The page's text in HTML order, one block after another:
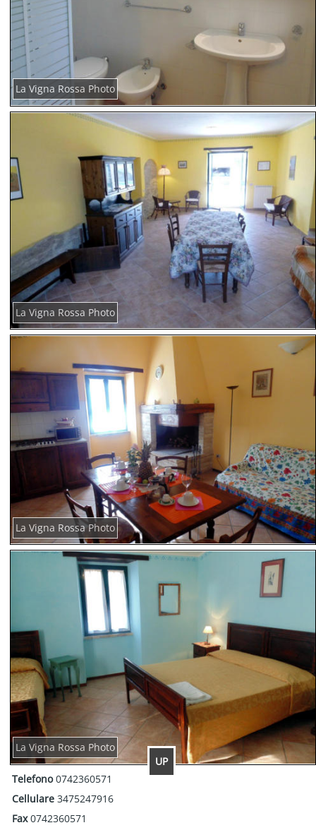
UP
La Vigna Rossa Photo
La Vigna Rossa Photo
La Vigna Rossa Photo
La Vigna Rossa Photo
Telefono0742360571
Cellulare 3475247916
Fax0742360571